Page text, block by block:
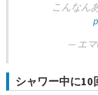
こんなん
— エマ
シャワー中に10